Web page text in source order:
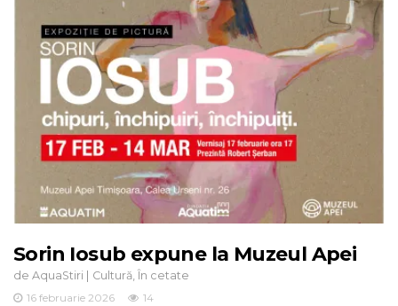
Sorin Iosub expune la Muzeul Apei
de AquaStiri | Cultură, În cetate
16 februarie 2026
14